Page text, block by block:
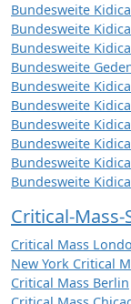
Bundesweite
Bundesweite
Bundesweite
Bundesweite
Bundesweite
Bundesweite
Bundesweite
Bundesweite
Bundesweite
Bundesweite
Critical-Mass-
Critical Mass
New York Critical
Critical Mass Berlin